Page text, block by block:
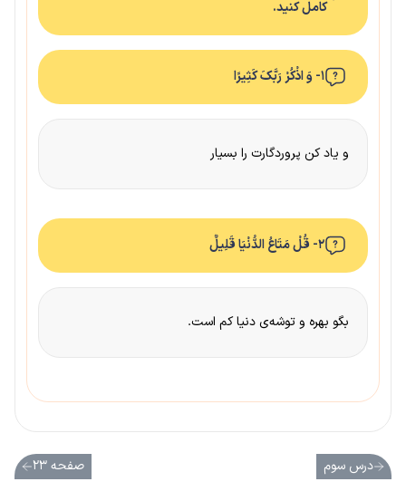
کامل کنید.
۱- وَ اذْکُرْ رَبَّکَ کَثِیرًا
و یاد کن پروردگارت را بسیار
۲- قُلْ مَتَاعُ الدُّنْیَا قَلِیلٌ
بگو بهره و توشه‌ی دنیا کم است.
درس سوم صفحه ۲۳